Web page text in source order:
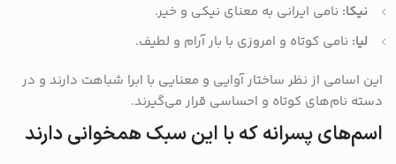
نیکا: نامی ایرانی به معنای نیکی و خیر.
لیا: نامی کوتاه و امروزی با بار آرام و لطیف.
این اسامی از نظر ساختار آوایی و معنایی با ابرا شباهت دارند و در
دسته نام‌های کوتاه و احساسی قرار می‌گیرند.
اسم‌های پسرانه که با این سبک همخوانی دارند